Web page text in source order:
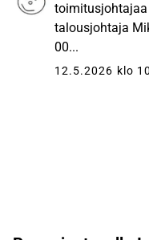
talousjohtaja
00...
12.5.2026 klo